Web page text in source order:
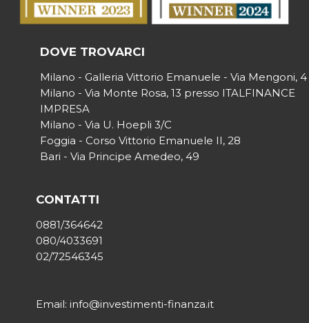
DOVE TROVARCI
Milano - Galleria Vittorio Emanuele - Via Mengoni, 4
Milano - Via Monte Rosa, 13 presso ITALFINANCE
IMPRESA
Milano - Via U. Hoepli 3/C
Foggia - Corso Vittorio Emanuele II, 28
Bari - Via Principe Amedeo, 49
CONTATTI
0881/364642
080/4033691
02/72546345
Email: info@investimenti-finanza.it